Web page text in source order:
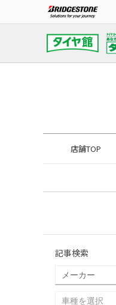
店舗TOP
記事検索